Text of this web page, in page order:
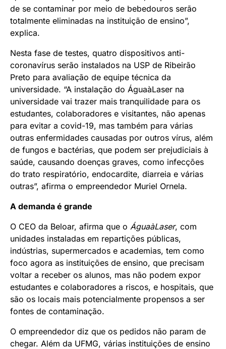
de se contaminar por meio de bebedouros serão
totalmente eliminadas na instituição de ensino”,
explica.
Nesta fase de testes, quatro dispositivos anti-
coronavírus serão instalados na USP de Ribeirão
Preto para avaliação de equipe técnica da
universidade. “A instalação do ÁguaàLaser na
universidade vai trazer mais tranquilidade para os
estudantes, colaboradores e visitantes, não apenas
para evitar a covid-19, mas também para várias
outras enfermidades causadas por outros vírus, além
de fungos e bactérias, que podem ser prejudiciais à
saúde, causando doenças graves, como infecções
do trato respiratório, endocardite, diarreia e várias
outras”, afirma o empreendedor Muriel Ornela.
A demanda é grande
O CEO da Beloar, afirma que o ÁguaàLaser, com
unidades instaladas em repartições públicas,
indústrias, supermercados e academias, tem como
foco agora as instituições de ensino, que precisam
voltar a receber os alunos, mas não podem expor
estudantes e colaboradores a riscos, e hospitais, que
são os locais mais potencialmente propensos a ser
fontes de contaminação.
O empreendedor diz que os pedidos não param de
chegar. Além da UFMG, várias instituições de ensino